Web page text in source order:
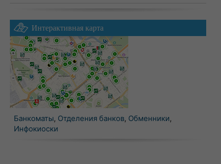
Интерактивная карта
Банкоматы, Отделения банков, Обменники,
Инфокиоски